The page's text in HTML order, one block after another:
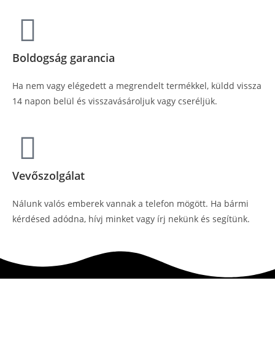
Boldogság garancia
Ha nem vagy elégedett a megrendelt termékkel, küldd vissza
14 napon belül és visszavásároljuk vagy cseréljük.
Vevőszolgálat
Nálunk valós emberek vannak a telefon mögött. Ha bármi
kérdésed adódna, hívj minket vagy írj nekünk és segítünk.